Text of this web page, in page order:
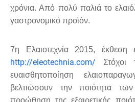
χρόνια. Από πολύ παλιά το
γαστρονομικό προϊόν.
7η Ελαιοτεχνία 2015, έκθεση
http://eleotechnia.com/ Στόχοι
ευαισθητοποίηση
βελτιώσουν την ποιότητα
προώθηση της εξαιρετικής